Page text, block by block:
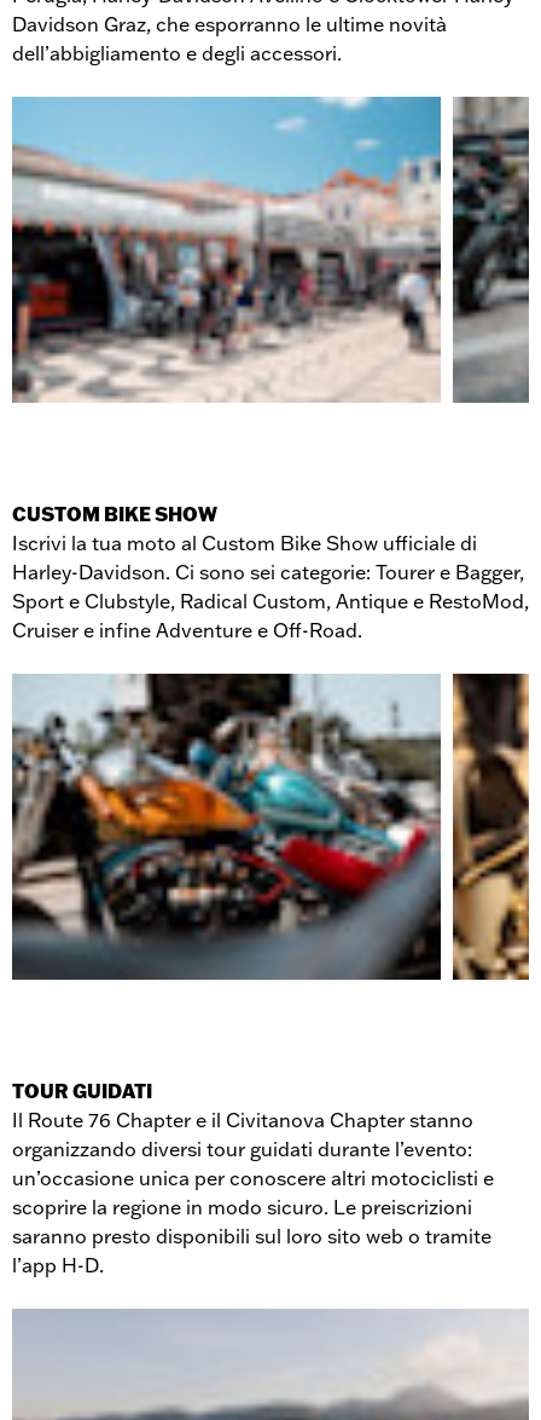
Davidson Graz, che esporranno le ultime novità
dell’abbigliamento e degli accessori.
CUSTOM BIKE SHOW
Iscrivi la tua moto al Custom Bike Show ufficiale di
Harley-Davidson. Ci sono sei categorie: Tourer e Bagger,
Sport e Clubstyle, Radical Custom, Antique e RestoMod,
Cruiser e infine Adventure e Off-Road.
TOUR GUIDATI
Il Route 76 Chapter e il Civitanova Chapter stanno
organizzando diversi tour guidati durante l’evento:
un’occasione unica per conoscere altri motociclisti e
scoprire la regione in modo sicuro. Le preiscrizioni
saranno presto disponibili sul loro sito web o tramite
l’app H-D.